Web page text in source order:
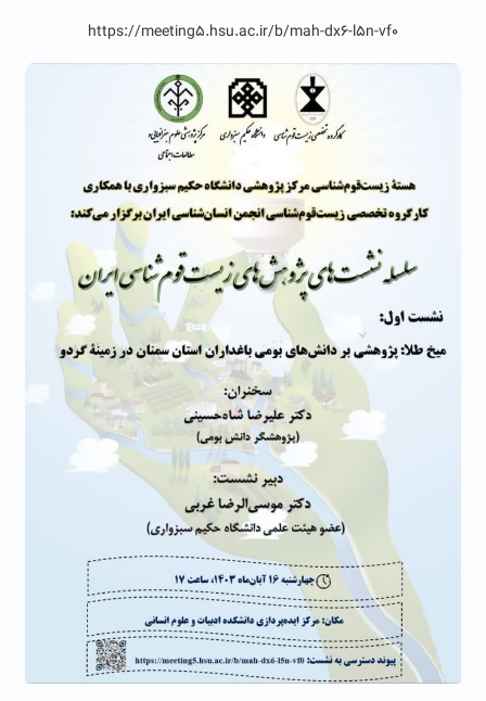
https://meeting5.hsu.ac.ir/b/mah-dx6-l5n-vf0